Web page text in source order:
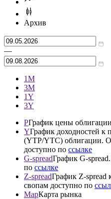
Архив
—
1М
3М
1Y
3Y
PГрафик цены
YГрафик доходностей
(YTP/YTC) облигации.
доступно по ссылке
G-spreadГрафик G-
по ссылке
Z-spreadГрафик Z-spread
свопам доступно по
MapКарта рынка